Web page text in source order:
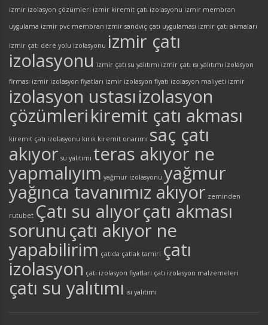
izmir izolasyon çözümleri izmir kiremit çatı izolasyonu izmir membran
uygulama izmir pvc membran izmir sandviç çatı uygulaması izmir çatı akmaları
izmir çatı dere yolu izolasyonu izmir çatı
izolasyonu izmir çatı su yalıtımı izmir çatı ısı yalıtımı izolasyon
firması izmir izolasyon fiyatları izmir izolasyon fiyatı izolasyon maliyeti izmir
izolasyon ustasıizolasyon
çözümlerikiremit çatı akması
kiremit çatı izolasyonu kırık kiremit onarımı saç çatı
akıyor su yalıtımı teras akıyor ne
yapmalıyım yağmur izolasyonu yağmur
yağınca tavanımız akıyor zeminden
rutubet Çatı su alıyorçatı akması
sorunu çatı akıyor ne
yapabilirim çatıda çatlak tamiri çatı
izolasyon çatı izolasyon fiyatları çatı izolasyon malzemeleri
çatı su yalıtımı ısı yalıtımı